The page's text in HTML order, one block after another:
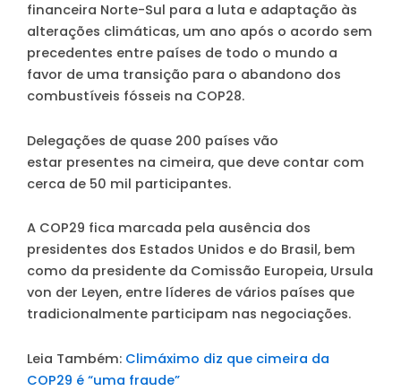
financeira Norte-Sul para a luta e adaptação às
alterações climáticas, um ano após o acordo sem
precedentes entre países de todo o mundo a
favor de uma transição para o abandono dos
combustíveis fósseis na COP28.
Delegações de quase 200 países vão
estar presentes na cimeira, que deve contar com
cerca de 50 mil participantes.
A COP29 fica marcada pela ausência dos
presidentes dos Estados Unidos e do Brasil, bem
como da presidente da Comissão Europeia, Ursula
von der Leyen, entre líderes de vários países que
tradicionalmente participam nas negociações.
Leia Também: Climáximo diz que cimeira da
COP29 é “uma fraude”